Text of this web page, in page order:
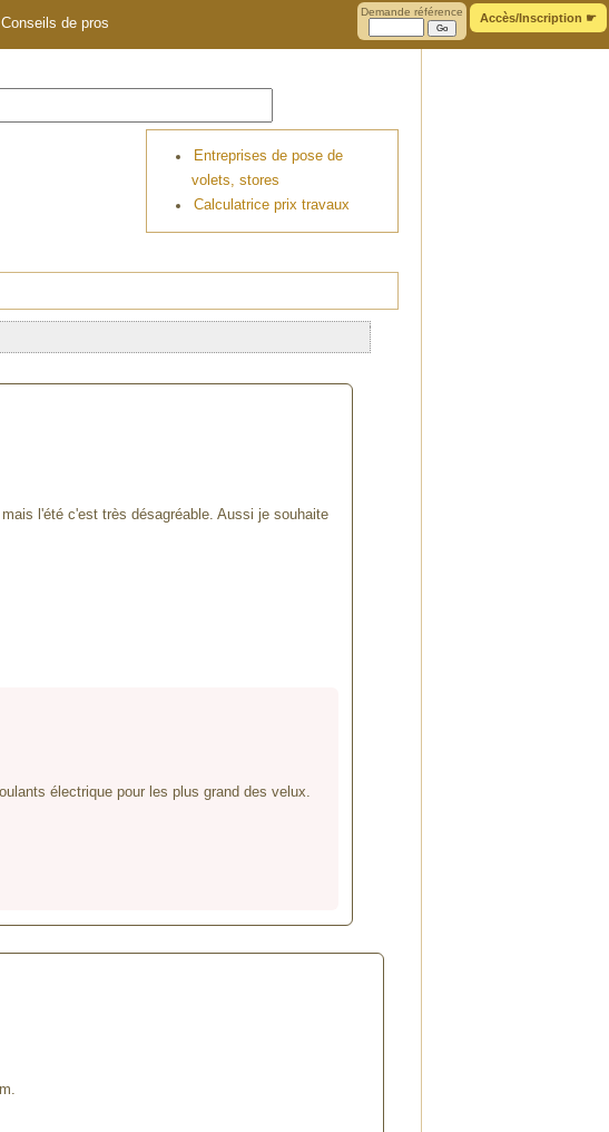
Accès/Inscription ☛
Demande référence
Conseils de pros
Entreprises de pose de
volets, stores
Calculatrice prix travaux
l'été c'est très désagréable. Aussi je souhaite
électrique pour les plus grand des velux.